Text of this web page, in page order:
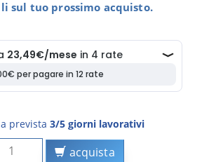
sul tuo prossimo acquisto.
prevista 3/5 giorni lavorativi
acquista